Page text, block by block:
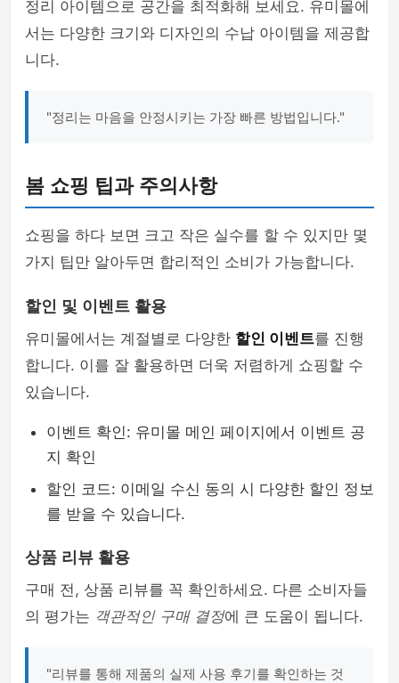
정리 아이템으로 공간을 최적화해 보세요. 유미몰에
서는 다양한 크기와 디자인의 수납 아이템을 제공합
니다.
"정리는 마음을 안정시키는 가장 빠른 방법입니다."
봄 쇼핑 팁과 주의사항
쇼핑을 하다 보면 크고 작은 실수를 할 수 있지만 몇
가지 팁만 알아두면 합리적인 소비가 가능합니다.
할인 및 이벤트 활용
유미몰에서는 계절별로 다양한 할인 이벤트를 진행
합니다. 이를 잘 활용하면 더욱 저렴하게 쇼핑할 수
있습니다.
이벤트 확인: 유미몰 메인 페이지에서 이벤트 공
지 확인
할인 코드: 이메일 수신 동의 시 다양한 할인 정보
를 받을 수 있습니다.
상품 리뷰 활용
구매 전, 상품 리뷰를 꼭 확인하세요. 다른 소비자들
의 평가는 객관적인 구매 결정에 큰 도움이 됩니다.
"리뷰를 통해 제품의 실제 사용 후기를 확인하는 것